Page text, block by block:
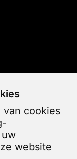
van cookies
website
perfect
We zijn
De webshop
vaak over
teksten,